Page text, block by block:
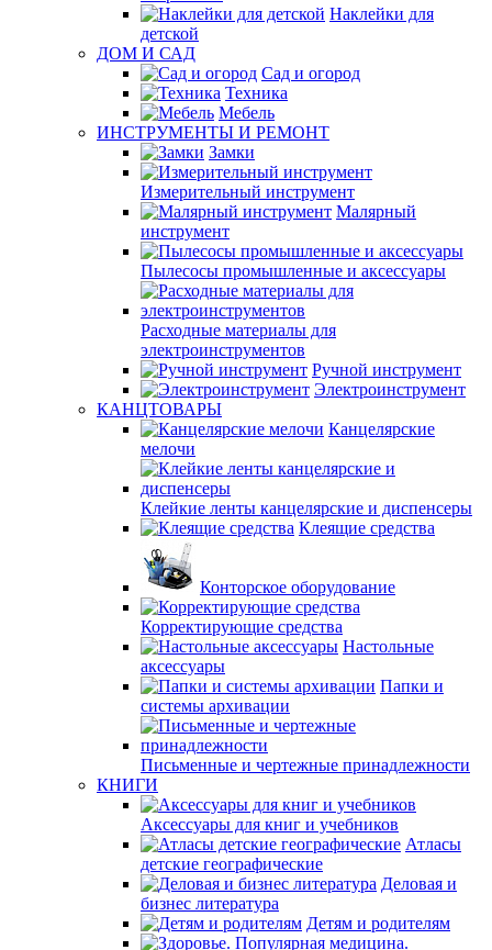
Наклейки для
детской
ДОМ И САД
Сад и огород
Техника
Мебель
ИНСТРУМЕНТЫ И РЕМОНТ
Замки
Измерительный инструмент
Малярный
инструмент
Пылесосы промышленные и аксессуары
Расходные материалы для
электроинструментов
Ручной инструмент
Электроинструмент
КАНЦТОВАРЫ
Канцелярские
мелочи
Клейкие ленты канцелярские и диспенсеры
Клеящие средства
Конторское оборудование
Корректирующие средства
Настольные
аксессуары
Папки и
системы архивации
Письменные и чертежные принадлежности
КНИГИ
Аксессуары для книг и учебников
Атласы
детские географические
Деловая и
бизнес литература
Детям и родителям